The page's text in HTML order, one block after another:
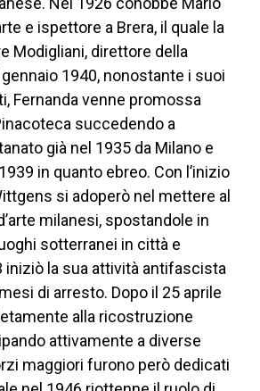
e ispettore a Brera, il quale la
Modigliani, direttore della
1940, nonostante i suoi
Fernanda venne promossa
succedendo a
già nel 1935 da Milano e
in quanto ebreo. Con l’inizio
si adoperò nel mettere al
milanesi, spostandole in
sotterranei in città e
iniziò la sua attività antifascista
di arresto. Dopo il 25 aprile
alla ricostruzione
attivamente a diverse
maggiori furono però dedicati